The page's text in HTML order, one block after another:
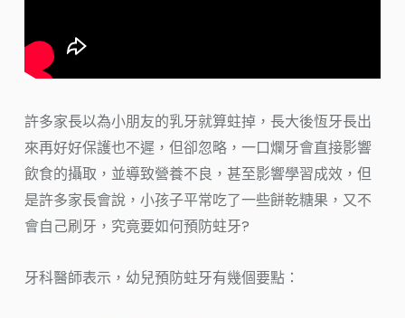
許多家長以為小朋友的乳牙就算蛀掉，長大後恆牙長出
來再好好保護也不遲，但卻忽略，一口爛牙會直接影響
飲食的攝取，並導致營養不良，甚至影響學習成效，但
是許多家長會說，小孩子平常吃了一些餅乾糖果，又不
會自己刷牙，究竟要如何預防蛀牙?
牙科醫師表示，幼兒預防蛀牙有幾個要點：